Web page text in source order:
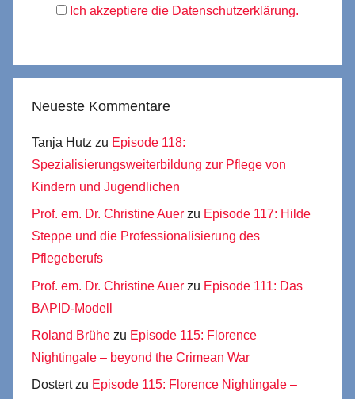
Ich akzeptiere die Datenschutzerklärung.
Neueste Kommentare
Tanja Hutz zu Episode 118:
Spezialisierungsweiterbildung zur Pflege von
Kindern und Jugendlichen
Prof. em. Dr. Christine Auer zu Episode 117: Hilde
Steppe und die Professionalisierung des
Pflegeberufs
Prof. em. Dr. Christine Auer zu Episode 111: Das
BAPID-Modell
Roland Brühe zu Episode 115: Florence
Nightingale – beyond the Crimean War
Dostertzu Episode 115: Florence Nightingale –